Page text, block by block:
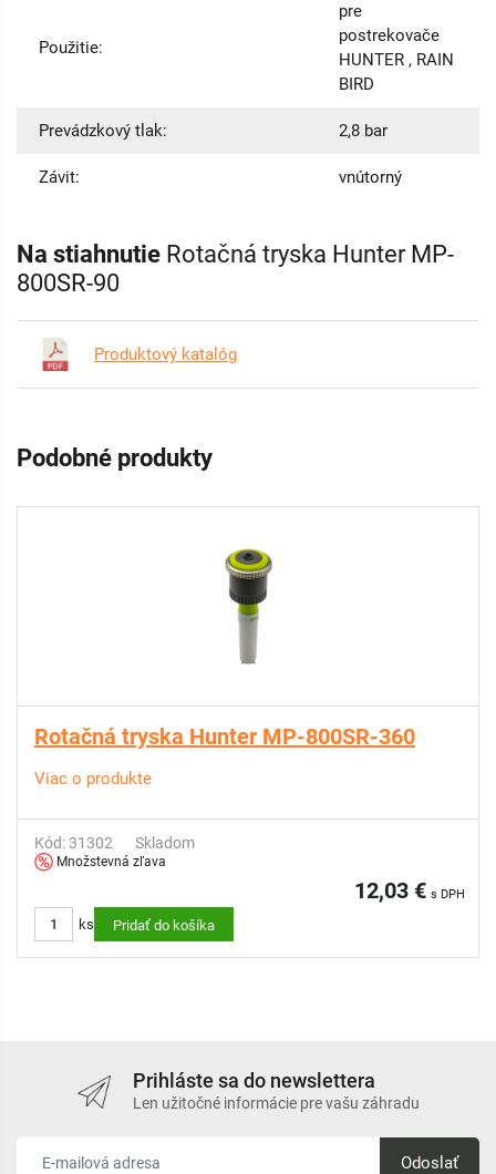
Použitie:
pre
postrekovače
HUNTER , RAIN
BIRD
Prevádzkový tlak: 2,8 bar
Závit: vnútorný
Na stiahnutie Rotačná tryska Hunter MP-
800SR-90
Produktový katalóg
Podobné produkty
Rotačná tryska Hunter MP-800SR-360
Viac o produkte
Kód: 31302 Skladom
Množstevná zľava
12,03 € s DPH
ks Pridať do košíka
Prihláste sa do newslettera
Len užitočné informácie pre vašu záhradu
Odoslať